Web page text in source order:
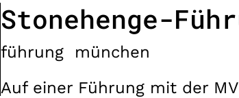
Stonehenge-
führung
münchen
Auf einer Führung mit der